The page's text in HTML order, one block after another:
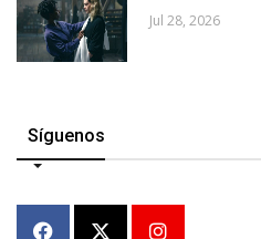
Jul 28, 2026
Síguenos